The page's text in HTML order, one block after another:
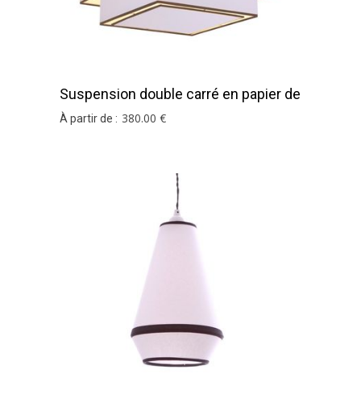
Suspension double carré en papier de
soie
À partir de : 380.00 €